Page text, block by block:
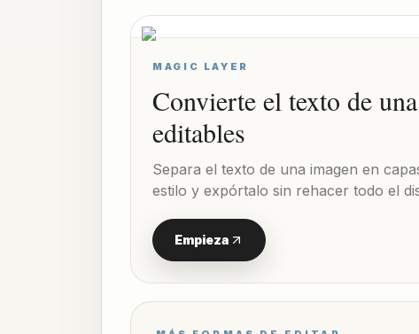
MAGIC LAYER
Convierte el texto de
editables
Separa el texto de una imagen en
estilo y expórtalo sin rehacer todo el
Empieza